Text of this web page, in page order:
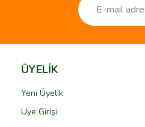
ÜYELİK
Yeni Üyelik
Üye Girişi